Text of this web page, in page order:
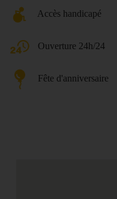
Accès handicapé
Ouverture 24h/24
Fête d'anniversaire